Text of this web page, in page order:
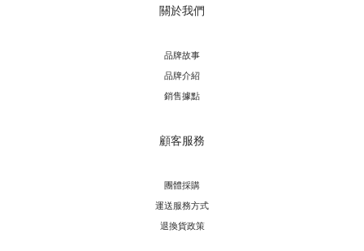
關於我們
品牌故事
品牌介紹
銷售據點
顧客服務
團體採購
運送服務方式
退換貨政策